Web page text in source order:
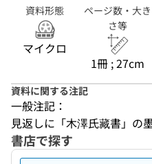
資料形態
マイクロ
ページ数・大き
さ等
1冊 ; 27cm
資料に関する注記
一般注記：
見返しに「木澤氏藏書」の
書店で探す